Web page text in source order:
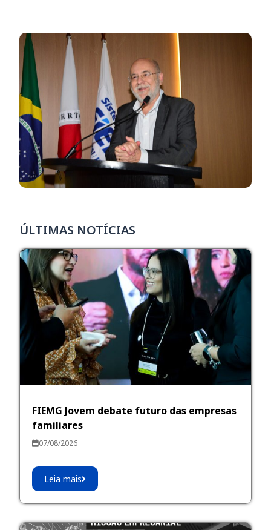
ÚLTIMAS NOTÍCIAS
FIEMG Jovem debate futuro das empresas
familiares
07/08/2026
Leia mais